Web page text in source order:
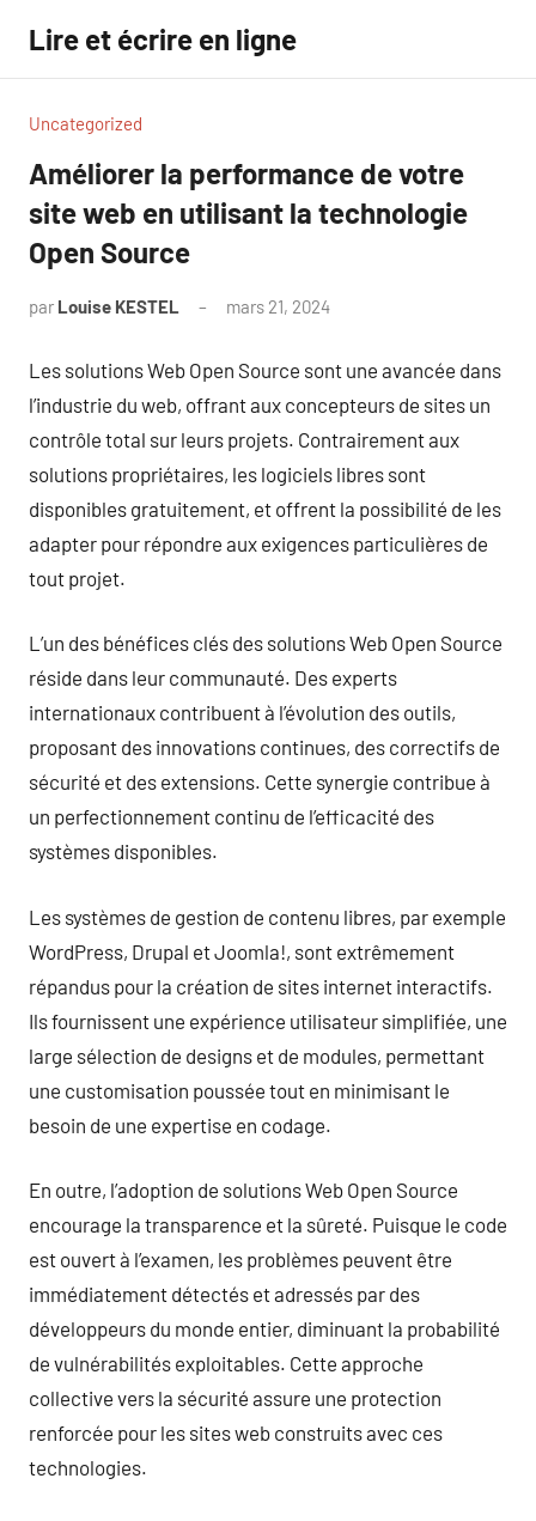
contenu
Lire et écrire en ligne
Uncategorized
Améliorer la performance de votre
site web en utilisant la technologie
Open Source
par Louise KESTEL mars 21, 2024
Les solutions Web Open Source sont une avancée dans
l’industrie du web, offrant aux concepteurs de sites un
contrôle total sur leurs projets. Contrairement aux
solutions propriétaires, les logiciels libres sont
disponibles gratuitement, et offrent la possibilité de les
adapter pour répondre aux exigences particulières de
tout projet.
L’un des bénéfices clés des solutions Web Open Source
réside dans leur communauté. Des experts
internationaux contribuent à l’évolution des outils,
proposant des innovations continues, des correctifs de
sécurité et des extensions. Cette synergie contribue à
un perfectionnement continu de l’efficacité des
systèmes disponibles.
Les systèmes de gestion de contenu libres, par exemple
WordPress, Drupal et Joomla!, sont extrêmement
répandus pour la création de sites internet interactifs.
Ils fournissent une expérience utilisateur simplifiée, une
large sélection de designs et de modules, permettant
une customisation poussée tout en minimisant le
besoin de une expertise en codage.
En outre, l’adoption de solutions Web Open Source
encourage la transparence et la sûreté. Puisque le code
est ouvert à l’examen, les problèmes peuvent être
immédiatement détectés et adressés par des
développeurs du monde entier, diminuant la probabilité
de vulnérabilités exploitables. Cette approche
collective vers la sécurité assure une protection
renforcée pour les sites web construits avec ces
technologies.